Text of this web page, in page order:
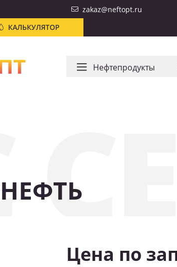
zakaz@neftopt.ru
КАЛЬКУЛЯТОР
Нефтепродукты
Цена по